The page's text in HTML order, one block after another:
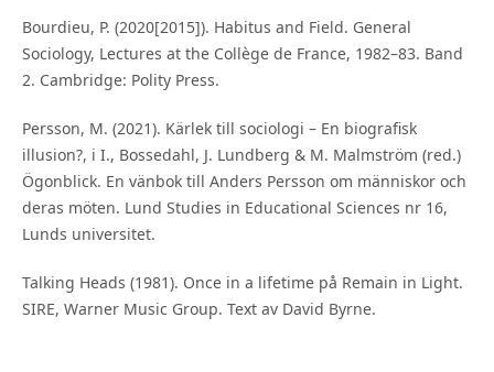
Bourdieu, P. (2020[2015]). Habitus and Field. General
Sociology, Lectures at the Collège de France, 1982–83. Band
2. Cambridge: Polity Press.
Persson, M. (2021). Kärlek till sociologi – En biografisk
illusion?, i I., Bossedahl, J. Lundberg & M. Malmström (red.)
Ögonblick. En vänbok till Anders Persson om människor och
deras möten. Lund Studies in Educational Sciences nr 16,
Lunds universitet.
Talking Heads (1981). Once in a lifetime på Remain in Light.
SIRE, Warner Music Group. Text av David Byrne.